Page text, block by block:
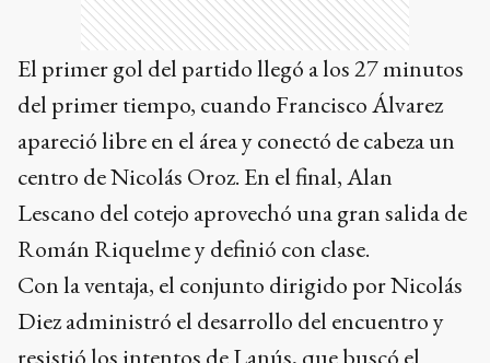
El primer gol del partido llegó a los 27 minutos
del primer tiempo, cuando Francisco Álvarez
apareció libre en el área y conectó de cabeza un
centro de Nicolás Oroz. En el final, Alan
Lescano del cotejo aprovechó una gran salida de
Román Riquelme y definió con clase.
Con la ventaja, el conjunto dirigido por Nicolás
Diez administró el desarrollo del encuentro y